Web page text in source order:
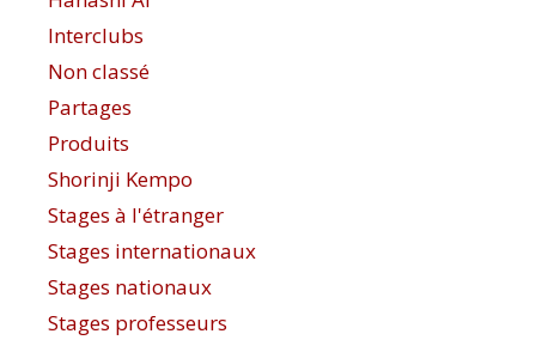
Interclubs
Non classé
Partages
Produits
Shorinji Kempo
Stages à l'étranger
Stages internationaux
Stages nationaux
Stages professeurs